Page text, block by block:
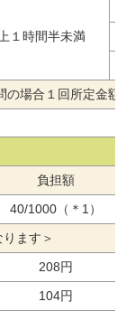
１時間半未満
の場合１回所定金額
負担額
40/1000（＊1）
ます＞
208円
104円